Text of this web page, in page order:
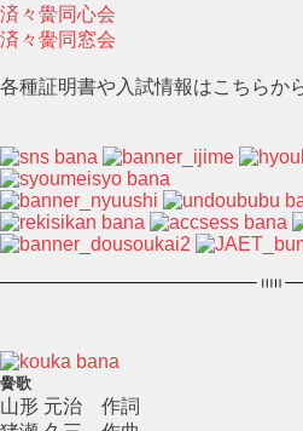
済々黌同心会
済々黌同窓会
各種証明書や入試情報はこちらか
黌歌
山形 元治 作詞